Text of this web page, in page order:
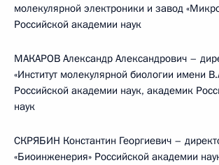
молекулярной электроники и завод
Российской академии наук
МАКАРОВ Александр Александрович –
«Институт молекулярной биологии имени
Российской академии наук, академик
наук
СКРЯБИН Константин Георгиевич –
«Биоинженерия» Российской академии